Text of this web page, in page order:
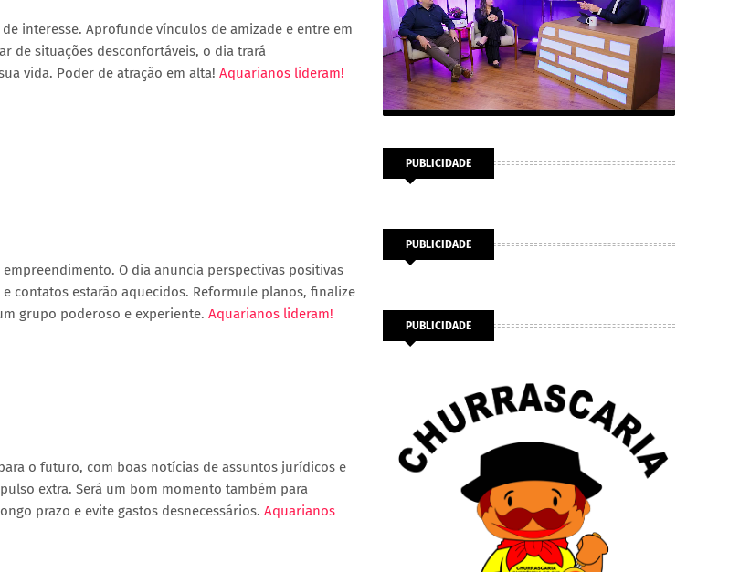
interesse. Aprofunde vínculos de amizade e entre em
de situações desconfortáveis, o dia trará
vida. Poder de atração em alta! Aquarianos lideram!
O dia anuncia perspectivas positivas
contatos estarão aquecidos. Reformule planos, finalize
grupo poderoso e experiente. Aquarianos lideram!
o futuro, com boas notícias de assuntos jurídicos e
extra. Será um bom momento também para
prazo e evite gastos desnecessários. Aquarianos
PUBLICIDADE
PUBLICIDADE
PUBLICIDADE